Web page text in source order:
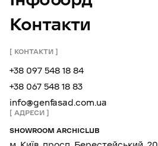
Контакти
КОНТАКТИ
+38 097 548 18 84
+38 067 548 18 83
info@genfasad.com.ua
АДРЕСИ
SHOWROOM ARCHICLUB